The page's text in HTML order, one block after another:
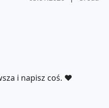
i napisz coś. ❤️